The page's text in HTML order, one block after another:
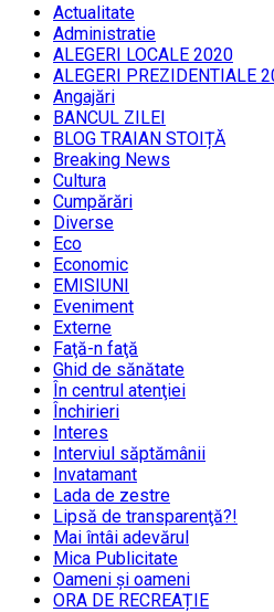
Actualitate
Administratie
ALEGERI LOCALE 2020
ALEGERI PREZIDENTIALE
Angajări
BANCUL ZILEI
BLOG TRAIAN STOIȚĂ
Breaking News
Cultura
Cumpărări
Diverse
Eco
Economic
EMISIUNI
Eveniment
Externe
Faţă-n faţă
Ghid de sănătate
În centrul atenţiei
Închirieri
Interes
Interviul săptămânii
Invatamant
Lada de zestre
Lipsă de transparenţă?!
Mai întâi adevărul
Mica Publicitate
Oameni şi oameni
ORA DE RECREAȚIE